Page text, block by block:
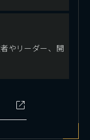
やリーダー、​​開